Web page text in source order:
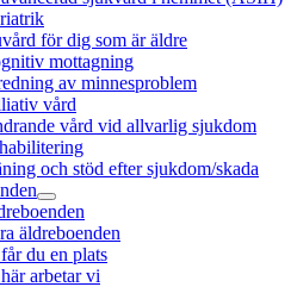
för dig som är äldre
mottagning
av minnesproblem
vård
vård vid allvarlig sjukdom
och stöd efter sjukdom/skada
äldreboenden
du en plats
arbetar vi